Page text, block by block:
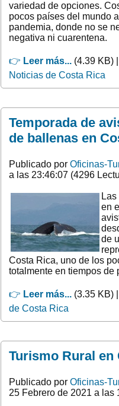
variedad de opciones.
pocos países del mundo
pandemia, donde no se
negativa ni cuarentena.
👉 Leer más... (4.39 KB) |
Noticias de Costa Rica
Temporada de
de ballenas en
Publicado por Oficinas-
a las 23:46:07 (4296
en
de
Costa Rica, uno de los
totalmente en tiempos de
👉 Leer más... (3.35 KB) |
de Costa Rica
Turismo Rural en
Publicado por Oficinas-
25 Febrero de 2021 a las